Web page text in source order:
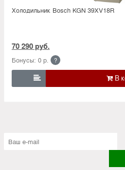
Холодильник Bosсh KGN 39XV18R
70 290 руб.
Бонусы: 0 р. ?
